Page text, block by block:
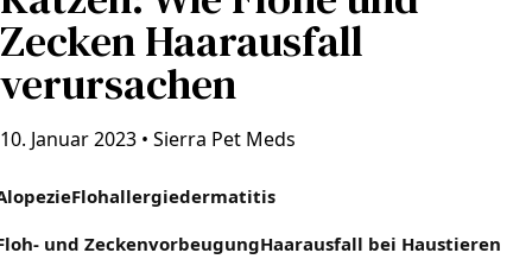
Zecken Haarausfall
verursachen
10. Januar 2023 • Sierra Pet Meds
Flohallergiedermatitis
und ZeckenvorbeugungHaarausfall bei Haustieren